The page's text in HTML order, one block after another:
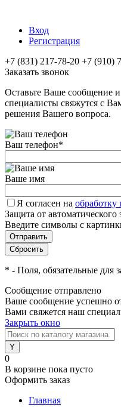
Вход
Регистрация
+7 (831) 217-78-20 +7 (910)
Заказать звонок
Оставьте Ваше сообщение
специалисты свяжутся с
решения Вашего вопроса.
Ваш телефон*
Ваше имя
Я согласен на
Защита от автоматического
Введите символы с
* - Поля, обязательные для
Сообщение отправлено
Ваше сообщение успешно
Вами свяжется наш
Закрыть окно
0
В корзине пока пусто
Оформить заказ
Главная